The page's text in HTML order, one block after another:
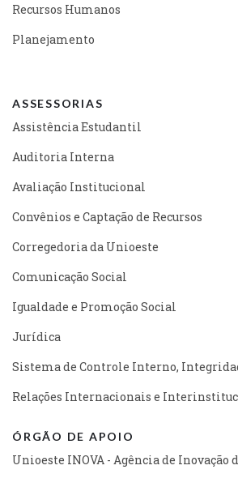
Recursos Humanos
Planejamento
ASSESSORIAS
Assistência Estudantil
Auditoria Interna
Avaliação Institucional
Convênios e Captação de Recursos
Corregedoria da Unioeste
Comunicação Social
Igualdade e Promoção Social
Jurídica
Sistema de Controle Interno,
Relações Internacionais e
ÓRGÃO DE APOIO
Unioeste INOVA - Agência de Inovação